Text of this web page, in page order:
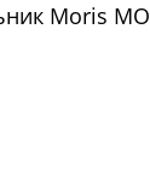
Moris